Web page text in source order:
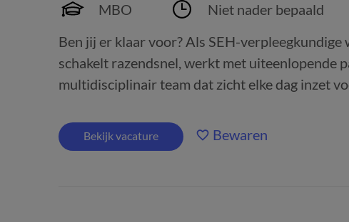
MBO Niet nader bepaald
Ben jij er klaar voor? Als SEH-
schakelt razendsnel, werkt met uiteenlopende
multidisciplinair team dat zicht elke dag inzet
Bekijk vacature Bewaren